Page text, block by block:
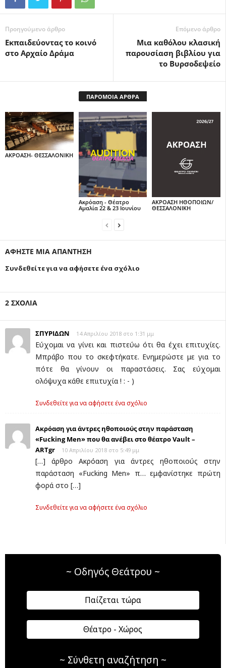
Προηγούμενο άρθρο
Εκπαιδεύοντας το κοινό
στο Αρχαίο Δράμα
Επόμενο άρθρο
Μια καθόλου κλασική
παρουσίαση βιβλίου για
το Βυρσοδεψείο
ΠΑΡΟΜΟΙΑ ΑΡΘΡΑ
ΑΚΡΟΑΣΗ- ΘΕΣΣΑΛΟΝΙΚΗ
Ακρόαση - Θέατρο
Αμαλία 22 & 23 Ιουνίου
ΑΚΡΟΑΣΗ ΗΘΟΠΟΙΩΝ/
ΘΕΣΣΑΛΟΝΙΚΗ
2 ΣΧΟΛΙΑ
ΣΠΥΡΙΔΩΝ 14 Απριλίου 2018 στο 1:31 μμ
Εύχομαι να γίνει και πιστεύω ότι θα έχει επιτυχίες.
Μπράβο που το σκεφτήκατε. Ενημερώστε με για το
πότε θα γίνουν οι παραστάσεις. Σας εύχομαι
ολόψυχα κάθε επιιτυχία ! : - )
Συνδεθείτε για να αφήσετε ένα σχόλιο
Ακρόαση για άντρες ηθοποιούς στην παράσταση
«Fucking Men» που θα ανέβει στο θέατρο Vault –
ARTgr
10 Απριλίου 2018 στο 5:49 μμ
[…] άρθρο Ακρόαση για άντρες ηθοποιούς στην
παράσταση «Fucking Men» π… εμφανίστηκε πρώτη
φορά στο […]
Συνδεθείτε για να αφήσετε ένα σχόλιο
ΑΦΗΣΤΕ ΜΙΑ ΑΠΑΝΤΗΣΗ
Συνδεθείτε για να αφήσετε ένα σχόλιο
~ Οδηγός Θεάτρου ~
Παίζεται τώρα
Θέατρο - Χώρος
~ Σύνθετη αναζήτηση ~